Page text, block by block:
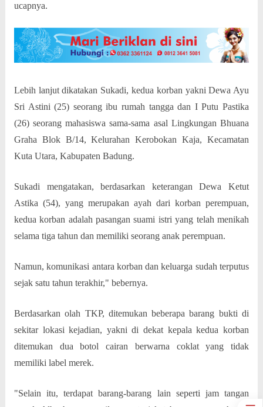
ucapnya.
Lebih lanjut dikatakan Sukadi, kedua korban yakni Dewa Ayu
Sri Astini (25) seorang ibu rumah tangga dan I Putu Pastika
(26) seorang mahasiswa sama-sama asal Lingkungan Bhuana
Graha Blok B/14, Kelurahan Kerobokan Kaja, Kecamatan
Kuta Utara, Kabupaten Badung.
Sukadi mengatakan, berdasarkan keterangan Dewa Ketut
Astika (54), yang merupakan ayah dari korban perempuan,
kedua korban adalah pasangan suami istri yang telah menikah
selama tiga tahun dan memiliki seorang anak perempuan.
Namun, komunikasi antara korban dan keluarga sudah terputus
sejak satu tahun terakhir," bebernya.
Berdasarkan olah TKP, ditemukan beberapa barang bukti di
sekitar lokasi kejadian, yakni di dekat kepala kedua korban
ditemukan dua botol cairan berwarna coklat yang tidak
memiliki label merek.
"Selain itu, terdapat barang-barang lain seperti jam tangan